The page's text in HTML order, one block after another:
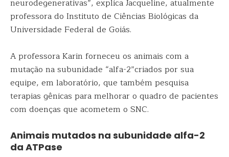
neurodegenerativas”, explica Jacqueline, atualmente
professora do Instituto de Ciências Biológicas da
Universidade Federal de Goiás.
A professora Karin forneceu os animais com a
mutação na subunidade “alfa-2”criados por sua
equipe, em laboratório, que também pesquisa
terapias gênicas para melhorar o quadro de pacientes
com doenças que acometem o SNC.
Animais mutados na subunidade alfa-2
da ATPase